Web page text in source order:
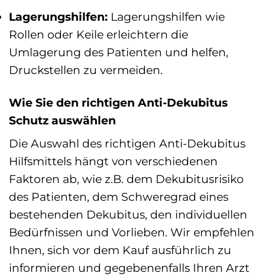
Lagerungshilfen: Lagerungshilfen wie
Rollen oder Keile erleichtern die
Umlagerung des Patienten und helfen,
Druckstellen zu vermeiden.
Wie Sie den richtigen Anti-Dekubitus
Schutz auswählen
Die Auswahl des richtigen Anti-Dekubitus
Hilfsmittels hängt von verschiedenen
Faktoren ab, wie z.B. dem Dekubitusrisiko
des Patienten, dem Schweregrad eines
bestehenden Dekubitus, den individuellen
Bedürfnissen und Vorlieben. Wir empfehlen
Ihnen, sich vor dem Kauf ausführlich zu
informieren und gegebenenfalls Ihren Arzt